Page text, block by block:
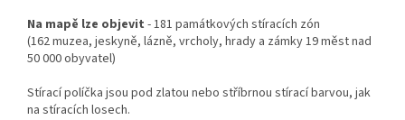
Na mapě lze objevit - 181 památkových stíracích zón
(162 muzea, jeskyně, lázně, vrcholy, hrady a zámky 19 měst nad
50 000 obyvatel)
Stírací políčka jsou pod zlatou nebo stříbrnou stírací barvou, jak
na stíracích losech.